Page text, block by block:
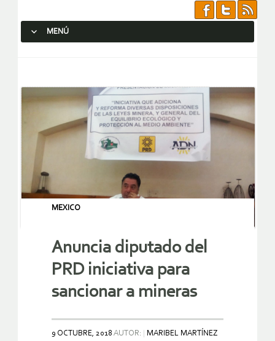
MENÚ
MEXICO
Anuncia diputado del
PRD iniciativa para
sancionar a mineras
9 OCTUBRE, 2018 AUTOR:
MARIBEL MARTÍNEZ